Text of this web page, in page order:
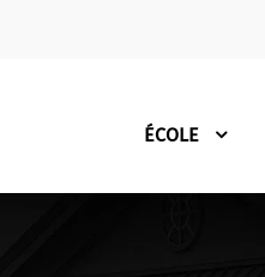
ÉCOLE